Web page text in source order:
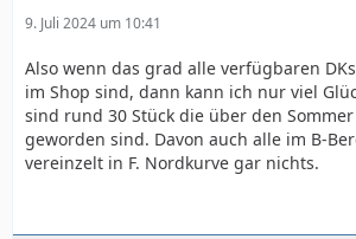
9. Juli 2024 um 10:41
Also wenn das grad alle verfügbaren
im Shop sind, dann kann ich nur viel
sind rund 30 Stück die über den
geworden sind. Davon auch alle im B-
vereinzelt in F. Nordkurve gar nichts.